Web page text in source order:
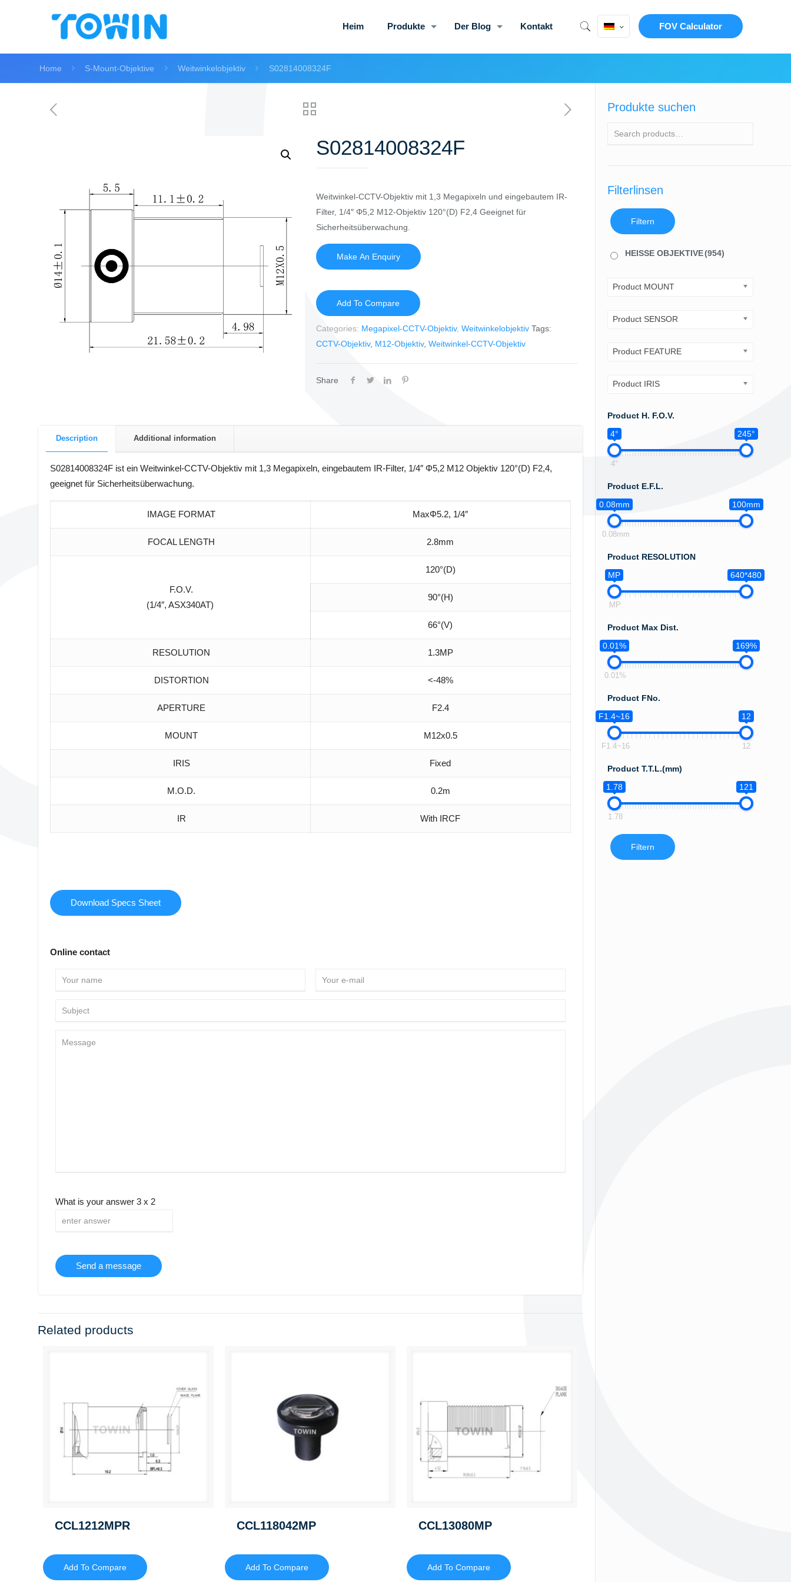
Heim Produkte Der Blog Kontakt FOV Calculator
Home S-Mount-Objektive Weitwinkelobjektiv S02814008324F
S02814008324F
Weitwinkel-CCTV-Objektiv mit 1,3 Megapixeln und eingebautem IR-
Filter, 1/4″ Φ5,2 M12-Objektiv 120°(D) F2,4 Geeignet für
Sicherheitsüberwachung.
Add To Compare
Categories: Megapixel-CCTV-Objektiv, Weitwinkelobjektiv Tags:
CCTV-Objektiv, M12-Objektiv, Weitwinkel-CCTV-Objektiv
Share
Description Additional information
S02814008324F ist ein Weitwinkel-CCTV-Objektiv mit 1,3 Megapixeln, eingebautem IR-Filter, 1/4″ Φ5,2 M12 Objektiv 120°(D) F2,4,
geeignet für Sicherheitsüberwachung.
IMAGE FORMAT MaxΦ5.2, 1/4″
FOCAL LENGTH 2.8mm
F.O.V.
(1/4″, ASX340AT)
120°(D)
90°(H)
66°(V)
RESOLUTION 1.3MP
DISTORTION <-48%
APERTURE F2.4
MOUNT M12x0.5
IRIS Fixed
M.O.D. 0.2m
IR With IRCF
Download Specs Sheet
Online contact
What is your answer 3x 2
Related products
CCL1212MPR
Add To Compare
CCL118042MP
Add To Compare
CCL13080MP
Add To Compare
Produkte suchen
Filterlinsen
Filtern
HEISSE OBJEKTIVE(954)
Product MOUNT
Product SENSOR
Product FEATURE
Product IRIS
Product H. F.O.V.
4°
245°
4°
Product E.F.L.
0.08mm
100mm
0.08mm
Product RESOLUTION
MP
640*480
MP
Product Max Dist.
0.01%
169%
0.01%
Product FNo.
F1.4~16
12
F1.4~16 12
Product T.T.L.(mm)
1.78
121
1.78
Filtern